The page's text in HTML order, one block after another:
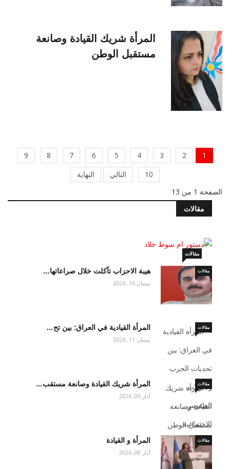
المرأة شريك القيادة وصانعة
مستقبل الوطن
1
2
3
4
5
6
7
8
9
10
التالي
النهاية
الصفحة 1 من 13
مقالات
دستور ام سوط جلاد
مقالات
هيبة الاحزاب تآكلت خلال صراعاتها… مقالات
نيسان 16, 2026
المرأة القيادية في العراق: بين تح… مقالات
نيسان 11, 2026
المرأة شريك القيادة وصانعة مستقب… مقالات
آذار 09, 2026
المرأة و القيادة مقالات
آذار 08, 2026